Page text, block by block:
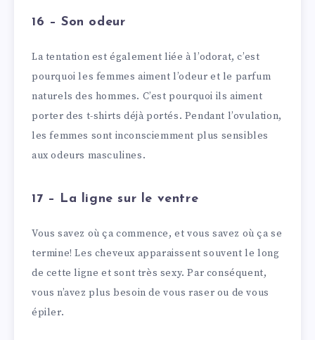
16 – Son odeur
La tentation est également liée à l’odorat, c’est
pourquoi les femmes aiment l’odeur et le parfum
naturels des hommes. C’est pourquoi ils aiment
porter des t-shirts déjà portés. Pendant l’ovulation,
les femmes sont inconsciemment plus sensibles
aux odeurs masculines.
17 – La ligne sur le ventre
Vous savez où ça commence, et vous savez où ça se
termine! Les cheveux apparaissent souvent le long
de cette ligne et sont très sexy. Par conséquent,
vous n’avez plus besoin de vous raser ou de vous
épiler.